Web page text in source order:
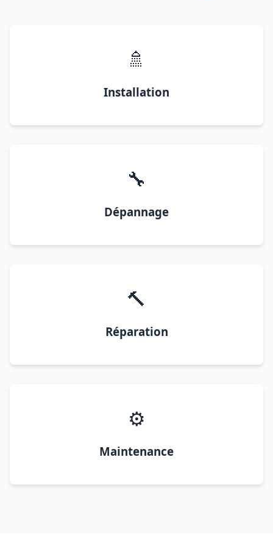
🚿
Installation
🔧
Dépannage
🔨
Réparation
⚙️
Maintenance